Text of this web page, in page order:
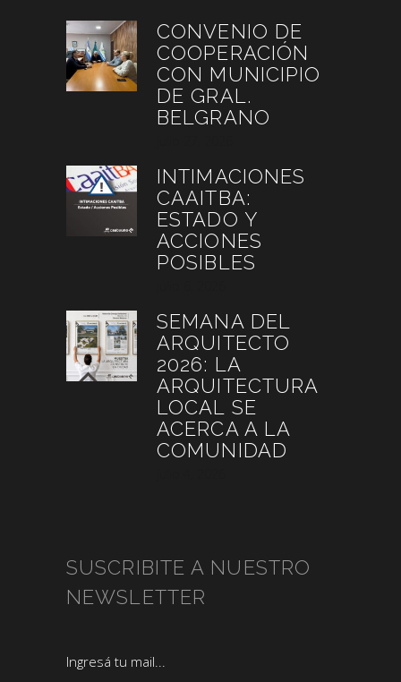
CONVENIO DE
COOPERACIÓN
CON MUNICIPIO
DE GRAL.
BELGRANO
INTIMACIONES
CAAITBA:
ESTADO Y
ACCIONES
POSIBLES
SEMANA DEL
ARQUITECTO
2026: LA
ARQUITECTURA
LOCAL SE
ACERCA A LA
COMUNIDAD
SUSCRIBITE A NUESTRO
NEWSLETTER